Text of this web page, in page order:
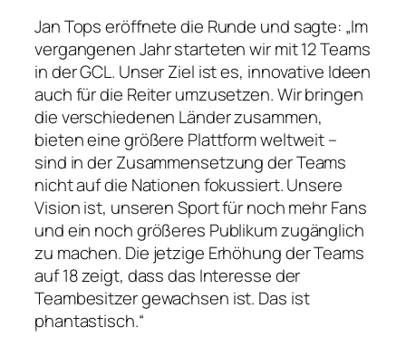
Jan Tops eröffnete die Runde und sagte: „Im
vergangenen Jahr starteten wir mit 12 Teams
in der GCL. Unser Ziel ist es, innovative Ideen
auch für die Reiter umzusetzen. Wir bringen
die verschiedenen Länder zusammen,
bieten eine größere Plattform weltweit –
sind in der Zusammensetzung der Teams
nicht auf die Nationen fokussiert. Unsere
Vision ist, unseren Sport für noch mehr Fans
und ein noch größeres Publikum zugänglich
zu machen. Die jetzige Erhöhung der Teams
auf 18 zeigt, dass das Interesse der
Teambesitzer gewachsen ist. Das ist
phantastisch.“